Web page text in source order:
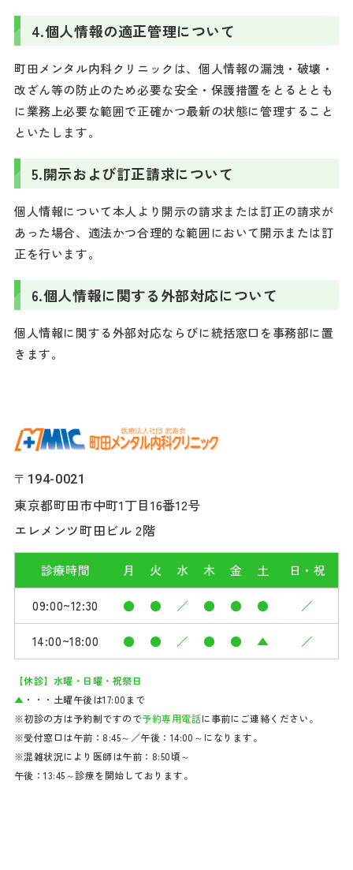
4.個人情報の適正管理について
町田メンタル内科クリニックは、個人情報の漏洩・破壊・
改ざん等の防止のため必要な安全・保護措置をとるととも
に業務上必要な範囲で正確かつ最新の状態に管理すること
といたします。
5.開示および訂正請求について
個人情報について本人より開示の請求または訂正の請求が
あった場合、適法かつ合理的な範囲において開示または訂
正を行います。
6.個人情報に関する外部対応について
個人情報に関する外部対応ならびに統括窓口を事務部に置
きます。
〒194-0021
東京都町田市中町1丁目16番12号
エレメンツ町田ビル 2階
診療時間 月 火 水 木 金 土 日・祝
09:00~12:30 ● ● ／ ● ● ● ／
14:00~18:00 ● ● ／ ● ● ▲ ／
【休診】水曜・日曜・祝祭日
▲ ・・・土曜午後は17:00まで
※初診の方は予約制ですので予約専用電話に事前にご連絡ください。
※受付窓口は午前：8:45～／午後：14:00～になります。
※混雑状況により医師は午前：8:50頃～
午後：13:45～診療を開始しております。